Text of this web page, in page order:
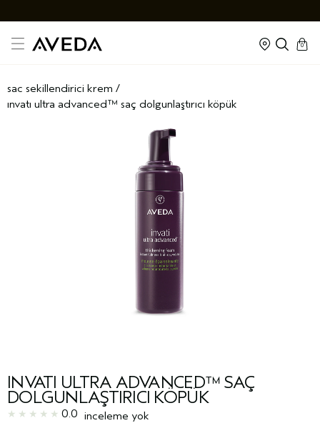
cart
0
sac sekillendirici krem /
invati ultra advanced™ saç dolgunlaştirici köpük
INVATI ULTRA ADVANCED™ SAÇ
DOLGUNLAŞTIRICI KÖPÜK
0.0 inceleme yok